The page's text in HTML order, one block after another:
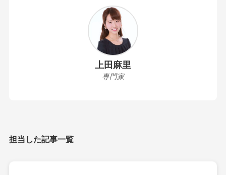
上田麻里
専門家